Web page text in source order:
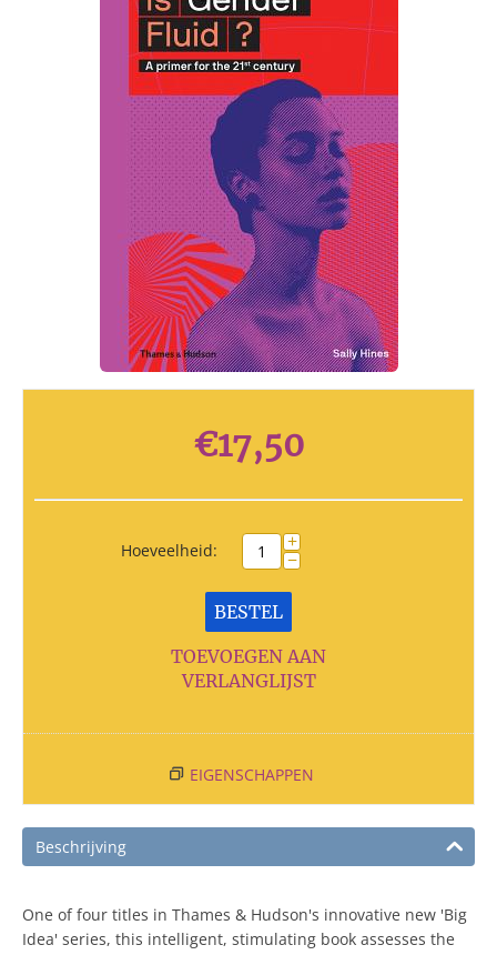
€17,50
Hoeveelheid: +
−
BESTEL
TOEVOEGEN AAN
VERLANGLIJST
EIGENSCHAPPEN
Beschrijving
One of four titles in Thames & Hudson's innovative new 'Big
Idea' series, this intelligent, stimulating book assesses the